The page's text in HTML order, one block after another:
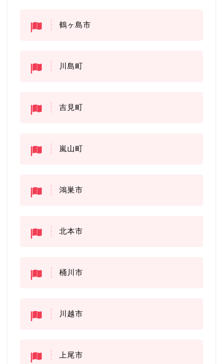
鶴ヶ島市
川島町
吉見町
嵐山町
鴻巣市
北本市
桶川市
川越市
上尾市